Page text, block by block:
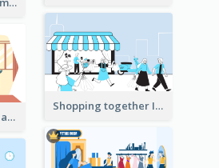
Shopping together Illustration
Shopping In The Mall Illustration